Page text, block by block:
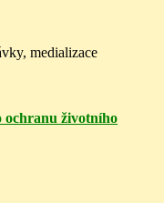
medializace
životního